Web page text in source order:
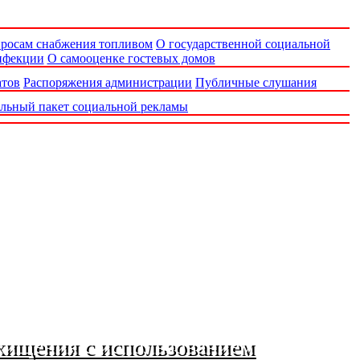
снабжения топливом О государственной социальной
О самооценке гостевых домов
Распоряжения администрации Публичные слушания
пакет социальной рекламы
с использованием